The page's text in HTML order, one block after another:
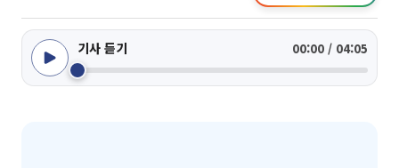
기사 듣기 00:00 / 04:05